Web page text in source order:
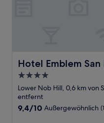
Hotel Emblem San
Hotel Emblem San
4.0-
Sterne-
Unterkunft
Lower Nob Hill, 0,6 km von
entfernt
9.4
9,4/10 Außergewöhnlich